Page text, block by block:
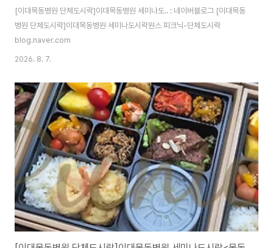
[이대목동병원 단체도시락]이대목동병원 세미나도.. : 네이버블로그 [이대목동
병원 단체도시락]이대목동병원 세미나도시락원스 피크닉-단체도시락
blog.naver.com
2026. 8. 7.